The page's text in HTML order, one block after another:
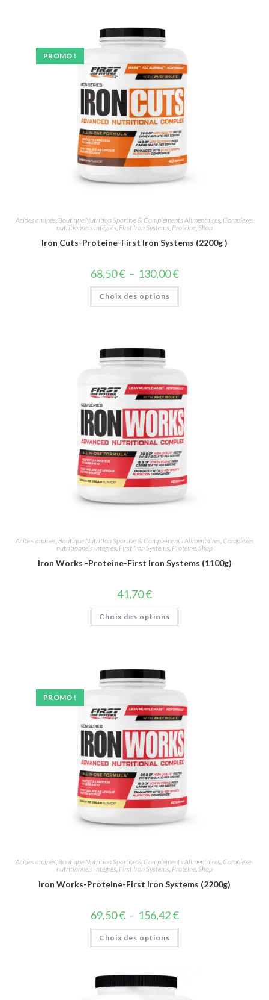
PROMO !
Acides aminés Boutique Nutrition Sportive & Compléments Alimentaires Complexes
nutritionnels intégrés, First Iron Systems Proteine Shop
Iron Cuts-Proteine-First Iron Systems (2200g )
68,50€ – 130,00€
Choix des options
Acides aminés, Boutique Nutrition Sportive & Compléments Alimentaires, Complexes
nutritionnels intégrés, First Iron Systems, Proteine, Shop
Iron Works -Proteine-First Iron Systems (1100g)
41,70€
Choix des options
PROMO !
Acides aminés Boutique Nutrition Sportive & Compléments Alimentaires Complexes
nutritionnels intégrés, First Iron Systems Proteine Shop
Iron Works-Proteine-First Iron Systems (2200g)
69,50€ – 156,42€
Choix des options